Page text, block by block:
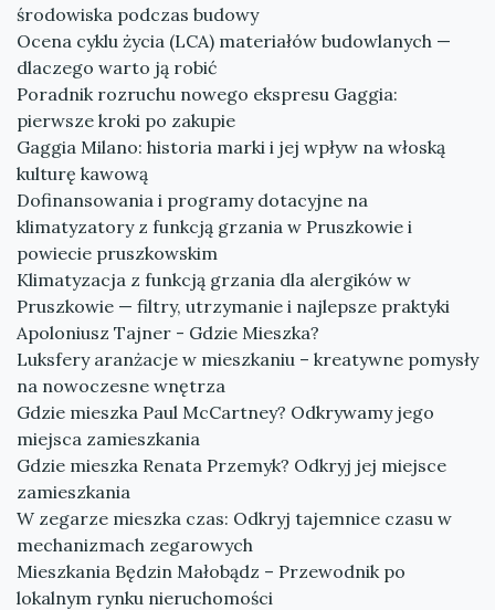
środowiska podczas budowy
Ocena cyklu życia (LCA) materiałów budowlanych —
dlaczego warto ją robić
Poradnik rozruchu nowego ekspresu Gaggia:
pierwsze kroki po zakupie
Gaggia Milano: historia marki i jej wpływ na włoską
kulturę kawową
Dofinansowania i programy dotacyjne na
klimatyzatory z funkcją grzania w Pruszkowie i
powiecie pruszkowskim
Klimatyzacja z funkcją grzania dla alergików w
Pruszkowie — filtry, utrzymanie i najlepsze praktyki
Apoloniusz Tajner - Gdzie Mieszka?
Luksfery aranżacje w mieszkaniu – kreatywne pomysły
na nowoczesne wnętrza
Gdzie mieszka Paul McCartney? Odkrywamy jego
miejsca zamieszkania
Gdzie mieszka Renata Przemyk? Odkryj jej miejsce
zamieszkania
W zegarze mieszka czas: Odkryj tajemnice czasu w
mechanizmach zegarowych
Mieszkania Będzin Małobądz – Przewodnik po
lokalnym rynku nieruchomości